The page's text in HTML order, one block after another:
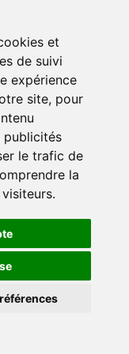
et
de suivi
expérience
site, pour
publicités
le trafic de
la